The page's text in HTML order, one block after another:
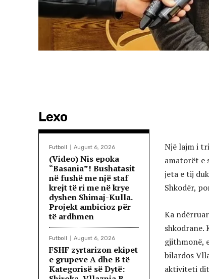
Lexo
Futboll August 6, 2026
(Video) Nis epoka
“Basania”! Bushatasit
në fushë me një staf
krejt të ri me në krye
dyshen Shimaj-Kulla.
Projekt ambicioz për
të ardhmen
Futboll August 6, 2026
FSHF zyrtarizon ekipet
e grupeve A dhe B të
Kategorisë së Dytë:
Një lajm i
amatorët e
jeta e tij
Shkodër,
Ka
shkodrane.
gjithmonë,
bilardos
aktiviteti